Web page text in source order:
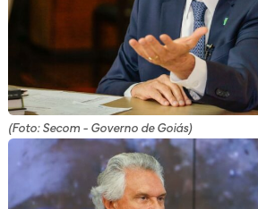
(Foto: Secom - Governo de Goiás)